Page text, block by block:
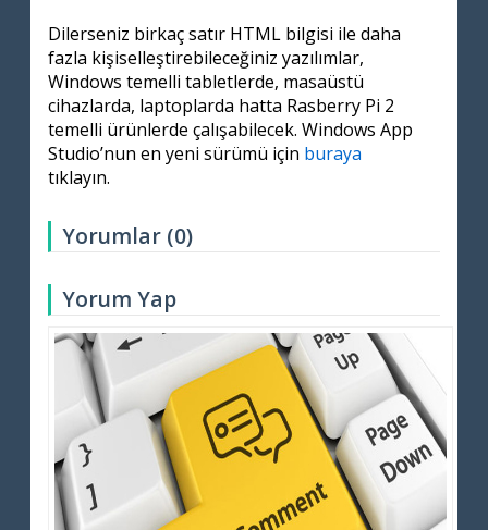
Dilerseniz birkaç satır HTML bilgisi ile daha
fazla kişiselleştirebileceğiniz yazılımlar,
Windows temelli tabletlerde, masaüstü
cihazlarda, laptoplarda hatta Rasberry Pi 2
temelli ürünlerde çalışabilecek. Windows App
Studio’nun en yeni sürümü için buraya
tıklayın.
Yorumlar (0)
Yorum Yap